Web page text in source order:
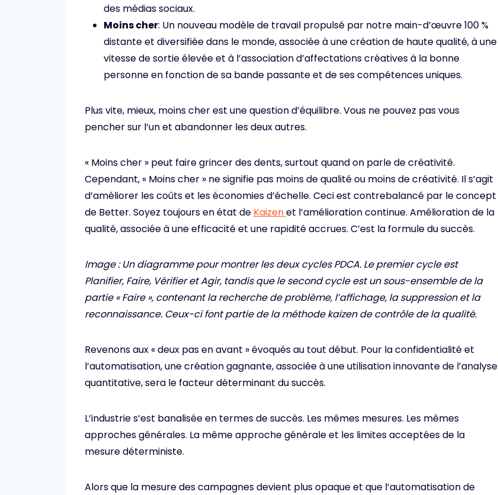
des médias sociaux.
Moins cher: Un nouveau modèle de travail propulsé par notre main-d’œuvre 100 %
distante et diversifiée dans le monde, associée à une création de haute qualité, à une
vitesse de sortie élevée et à l’association d’affectations créatives à la bonne
personne en fonction de sa bande passante et de ses compétences uniques.
Plus vite, mieux, moins cher est une question d’équilibre. Vous ne pouvez pas vous
pencher sur l’un et abandonner les deux autres.
« Moins cher » peut faire grincer des dents, surtout quand on parle de créativité.
Cependant, « Moins cher » ne signifie pas moins de qualité ou moins de créativité. Il s’agit
d’améliorer les coûts et les économies d’échelle. Ceci est contrebalancé par le concept
de Better. Soyez toujours en état de Kaizenet l’amélioration continue. Amélioration de la
qualité, associée à une efficacité et une rapidité accrues. C’est la formule du succès.
Image : Un diagramme pour montrer les deux cycles PDCA. Le premier cycle est
Planifier, Faire, Vérifier et Agir, tandis que le second cycle est un sous-ensemble de la
partie « Faire », contenant la recherche de problème, l’affichage, la suppression et la
reconnaissance. Ceux-ci font partie de la méthode kaizen de contrôle de la qualité.
Revenons aux « deux pas en avant » évoqués au tout début. Pour la confidentialité et
l’automatisation, une création gagnante, associée à une utilisation innovante de l’analyse
quantitative, sera le facteur déterminant du succès.
L’industrie s’est banalisée en termes de succès. Les mêmes mesures. Les mêmes
approches générales. La même approche générale et les limites acceptées de la
mesure déterministe.
Alors que la mesure des campagnes devient plus opaque et que l’automatisation de